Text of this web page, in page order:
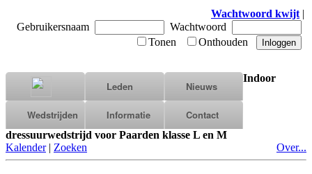
Wachtwoord kwijt |
Gebruikersnaam
Wachtwoord
Tonen
Onthouden
Leden Nieuws
Wedstrijden Informatie Contact
Indoor
dressuurwedstrijd voor Paarden klasse L en M
Kalender | Zoeken Over...